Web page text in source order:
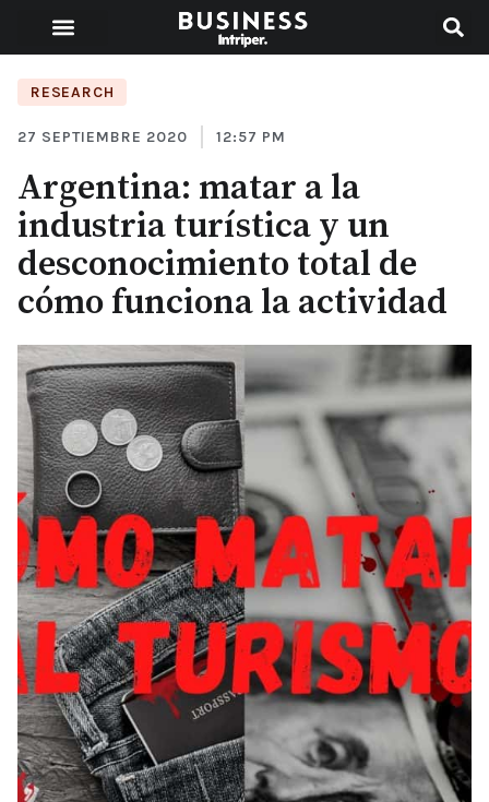
RESEARCH
27 SEPTIEMBRE 2020 12:57 PM
Argentina: matar a la
industria turística y un
desconocimiento total de
cómo funciona la actividad